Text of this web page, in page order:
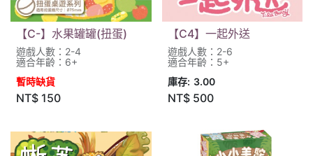
【C-】水果罐罐(扭蛋)
遊戲人數：2-4
適合年齡：6+
暫時缺貨
NT$ 150
【C4】一起外送
遊戲人數：2-6
適合年齡：5+
庫存: 3.00
NT$ 500